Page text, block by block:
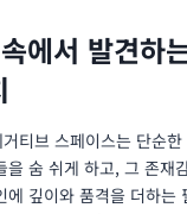
에서 발견하
티브 스페이스는 단순
을 숨 쉬게 하고, 그 존재
에 깊이와 품격을 더하는